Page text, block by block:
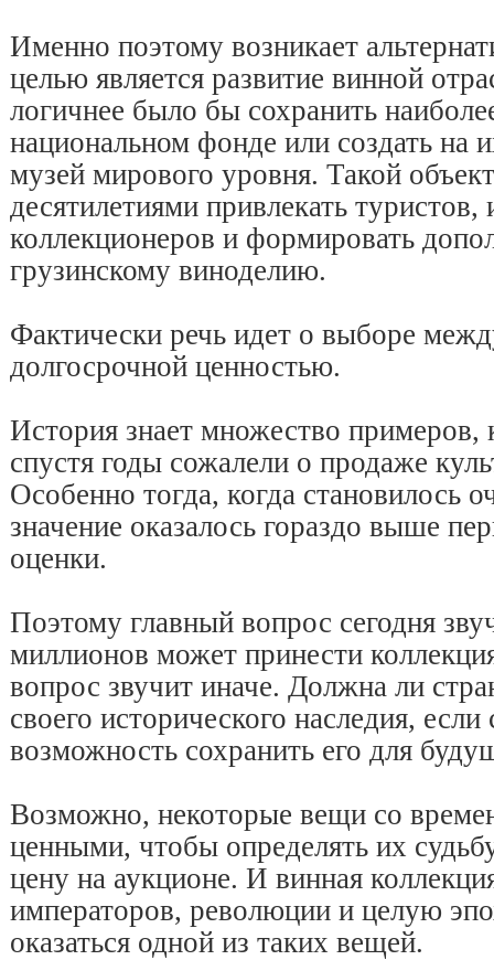
Именно поэтому возникает
целью является развитие винной
логичнее было бы сохранить
национальном фонде или создать на
музей мирового уровня. Такой
десятилетиями привлекать туристов,
коллекционеров и формировать
грузинскому виноделию.
Фактически речь идет о выборе
долгосрочной ценностью.
История знает множество примеров,
спустя годы сожалели о продаже
Особенно тогда, когда становилось
значение оказалось гораздо выше
оценки.
Поэтому главный вопрос сегодня
миллионов может принести
вопрос звучит иначе. Должна ли
своего исторического наследия,
возможность сохранить его для
Возможно, некоторые вещи со
ценными, чтобы определять их
цену на аукционе. И винная
императоров, революции и целую
оказаться одной из таких вещей.